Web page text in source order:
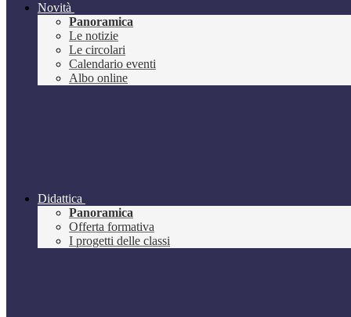
Novità
Panoramica
Le notizie
Le circolari
Calendario eventi
Albo online
Didattica
Panoramica
Offerta formativa
I progetti delle classi